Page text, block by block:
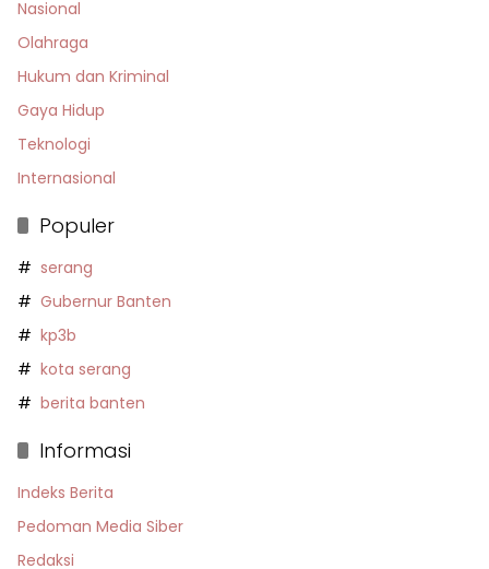
Nasional
Olahraga
Hukum dan Kriminal
Gaya Hidup
Teknologi
Internasional
Populer
serang
Gubernur Banten
kp3b
kota serang
berita banten
Informasi
Indeks Berita
Pedoman Media Siber
Redaksi